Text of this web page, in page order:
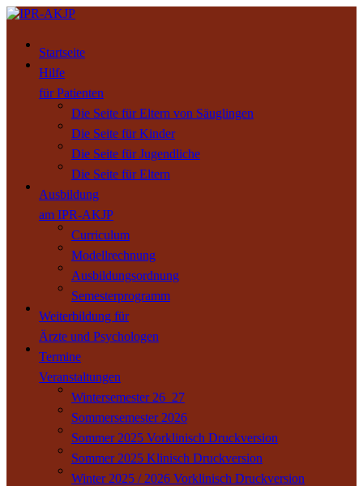
Startseite
Hilfe
für Patienten
Die Seite für Eltern von Säuglingen
Die Seite für Kinder
Die Seite für Jugendliche
Die Seite für Eltern
Ausbildung
am IPR-AKJP
Curriculum
Modellrechnung
Ausbildungsordnung
Semesterprogramm
Weiterbildung für
Ärzte und Psychologen
Termine
Veranstaltungen
Wintersemester 26_27
Sommersemester 2026
Sommer 2025 Vorklinisch Druckversion
Sommer 2025 Klinisch Druckversion
Winter 2025 / 2026 Vorklinisch Druckversion